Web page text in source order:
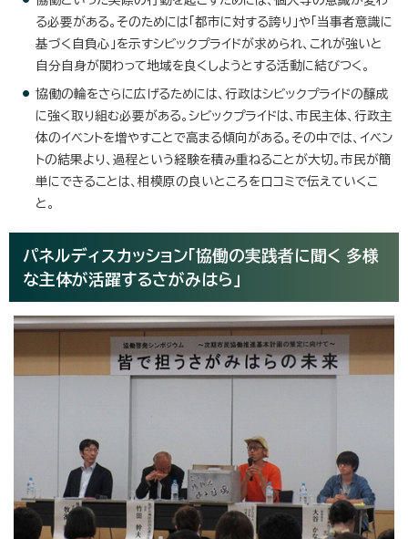
る必要がある。そのためには「都市に対する誇り」や「当事者意識に
基づく自負心」を示すシビックプライドが求められ、これが強いと
自分自身が関わって地域を良くしようとする活動に結びつく。
協働の輪をさらに広げるためには、行政はシビックプライドの醸成
に強く取り組む必要がある。シビックプライドは、市民主体、行政主
体のイベントを増やすことで高まる傾向がある。その中では、イベン
トの結果より、過程という経験を積み重ねることが大切。市民が簡
単にできることは、相模原の良いところを口コミで伝えていくこ
と。
パネルディスカッション「協働の実践者に聞く 多様
な主体が活躍するさがみはら」